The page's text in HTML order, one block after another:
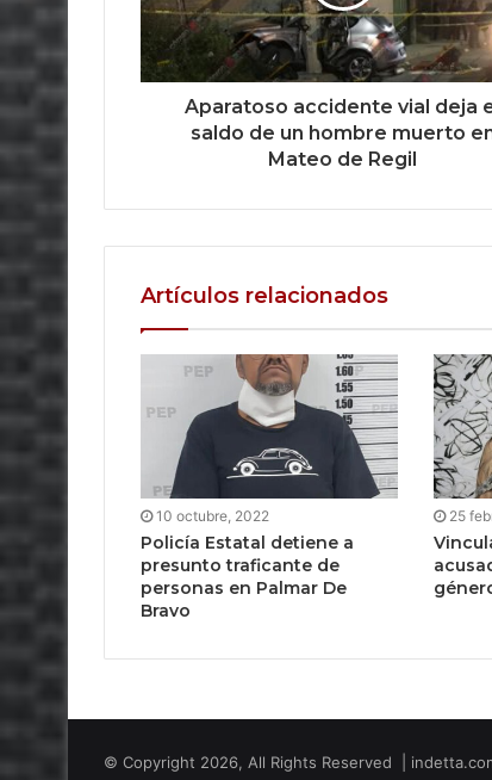
Aparatoso accidente vial deja
saldo de un hombre muerto
Mateo de Regil
Artículos relacionados
10 octubre, 2022
Policía Estatal detiene a
presunto traficante de
personas en Palmar De
Bravo
25
© Copyright 2026, All Rights Reserved |